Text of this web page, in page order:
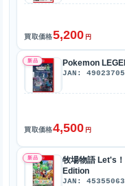
買取価格5,200 円
新品 Pokemon
JAN:
買取価格4,500 円
新品
牧場物語 Let's
Edition
JAN: